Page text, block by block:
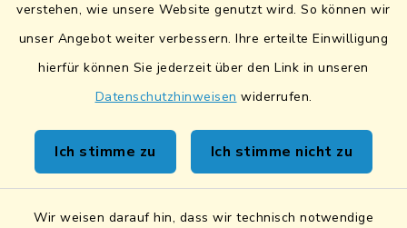
verstehen, wie unsere Website genutzt wird. So können wir
unser Angebot weiter verbessern. Ihre erteilte Einwilligung
hierfür können Sie jederzeit über den Link in unseren
Datenschutzhinweisen widerrufen.
Ich stimme zu Ich stimme nicht zu
Wir weisen darauf hin, dass wir technisch notwendige
Lokales Bündnis für Familien
Fairtrade-Towns
Kontakt